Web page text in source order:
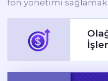
fon yönetimi sağlamak